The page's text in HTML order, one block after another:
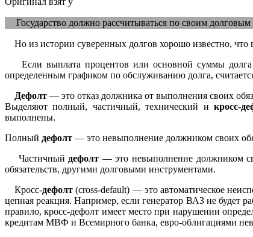
Государство должно рассчитываться по своим
Но из истории суверенных долгов хорошо известно,
Если выплата процентов или основной суммы долга
определенным графиком по обслуживанию долга,
Дефолт — это отказ должника от выполнения своих
Выделяют полный, частичный, технический икросс-
выполнены.
Полный дефолт — это невыполнение должником своих
Частичный дефолт — это невыполнение должником
обязательств, другими долговыми инструментами.
Кросс-дефолт (cross-default) — это автоматическое
цепная реакция. Например, если генератор ВАЗ не будет
правило, кросс-дефолт имеет место при нарушении
кредитам МВФ и Всемирного банка, евро-облигациями